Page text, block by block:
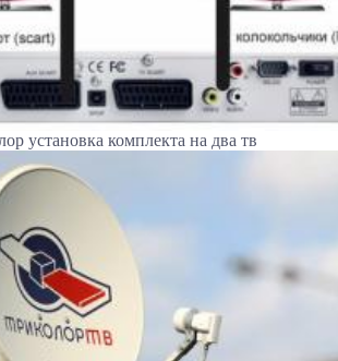
установка комплекта на два тв